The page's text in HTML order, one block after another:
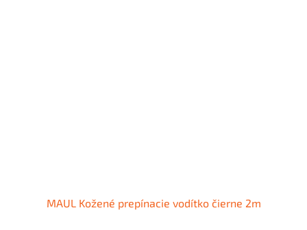
MAUL Kožené prepínacie vodítko čierne 2m